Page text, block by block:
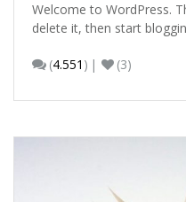
Welcome to WordPress.
delete it, then start
(4.551 ) (3)